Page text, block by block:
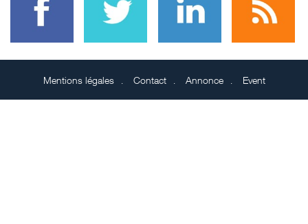
Mentions légales Contact Annonce Event